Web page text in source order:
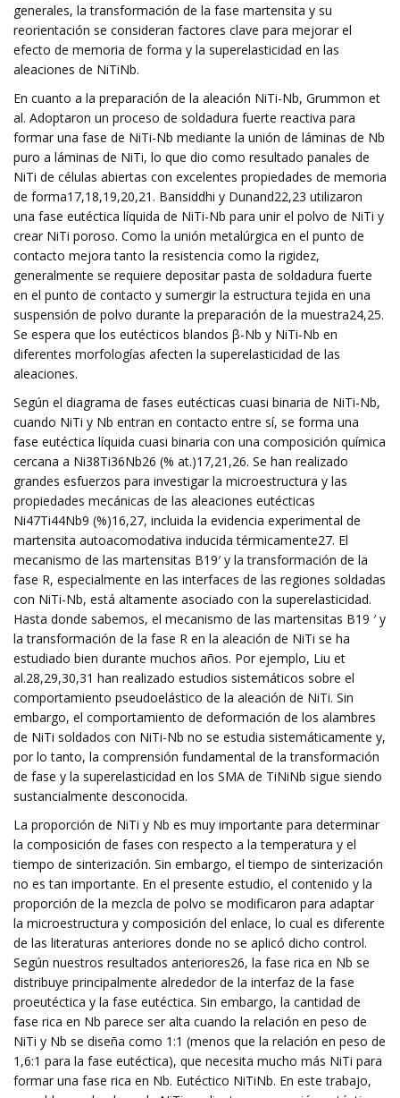
generales, la transformación de la fase martensita y su
reorientación se consideran factores clave para mejorar el
efecto de memoria de forma y la superelasticidad en las
aleaciones de NiTiNb.
En cuanto a la preparación de la aleación NiTi-Nb, Grummon et
al. Adoptaron un proceso de soldadura fuerte reactiva para
formar una fase de NiTi-Nb mediante la unión de láminas de Nb
puro a láminas de NiTi, lo que dio como resultado panales de
NiTi de células abiertas con excelentes propiedades de memoria
de forma17,18,19,20,21. Bansiddhi y Dunand22,23 utilizaron
una fase eutéctica líquida de NiTi-Nb para unir el polvo de NiTi y
crear NiTi poroso. Como la unión metalúrgica en el punto de
contacto mejora tanto la resistencia como la rigidez,
generalmente se requiere depositar pasta de soldadura fuerte
en el punto de contacto y sumergir la estructura tejida en una
suspensión de polvo durante la preparación de la muestra24,25.
Se espera que los eutécticos blandos β-Nb y NiTi-Nb en
diferentes morfologías afecten la superelasticidad de las
aleaciones.
Según el diagrama de fases eutécticas cuasi binaria de NiTi-Nb,
cuando NiTi y Nb entran en contacto entre sí, se forma una
fase eutéctica líquida cuasi binaria con una composición química
cercana a Ni38Ti36Nb26 (% at.)17,21,26. Se han realizado
grandes esfuerzos para investigar la microestructura y las
propiedades mecánicas de las aleaciones eutécticas
Ni47Ti44Nb9 (%)16,27, incluida la evidencia experimental de
martensita autoacomodativa inducida térmicamente27. El
mecanismo de las martensitas B19′ y la transformación de la
fase R, especialmente en las interfaces de las regiones soldadas
con NiTi-Nb, está altamente asociado con la superelasticidad.
Hasta donde sabemos, el mecanismo de las martensitas B19 ′ y
la transformación de la fase R en la aleación de NiTi se ha
estudiado bien durante muchos años. Por ejemplo, Liu et
al.28,29,30,31 han realizado estudios sistemáticos sobre el
comportamiento pseudoelástico de la aleación de NiTi. Sin
embargo, el comportamiento de deformación de los alambres
de NiTi soldados con NiTi-Nb no se estudia sistemáticamente y,
por lo tanto, la comprensión fundamental de la transformación
de fase y la superelasticidad en los SMA de TiNiNb sigue siendo
sustancialmente desconocida.
La proporción de NiTi y Nb es muy importante para determinar
la composición de fases con respecto a la temperatura y el
tiempo de sinterización. Sin embargo, el tiempo de sinterización
no es tan importante. En el presente estudio, el contenido y la
proporción de la mezcla de polvo se modificaron para adaptar
la microestructura y composición del enlace, lo cual es diferente
de las literaturas anteriores donde no se aplicó dicho control.
Según nuestros resultados anteriores26, la fase rica en Nb se
distribuye principalmente alrededor de la interfaz de la fase
proeutéctica y la fase eutéctica. Sin embargo, la cantidad de
fase rica en Nb parece ser alta cuando la relación en peso de
NiTi y Nb se diseña como 1:1 (menos que la relación en peso de
1,6:1 para la fase eutéctica), que necesita mucho más NiTi para
formar una fase rica en Nb. Eutéctico NiTiNb. En este trabajo,